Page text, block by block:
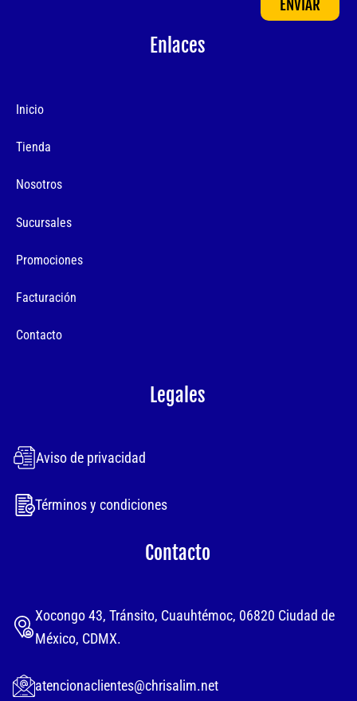
ENVIAR
Enlaces
Inicio
Tienda
Nosotros
Sucursales
Promociones
Facturación
Contacto
Legales
Aviso de privacidad
Términos y condiciones
Contacto
Xocongo 43, Tránsito, Cuauhtémoc, 06820 Ciudad de
México, CDMX.
atencionaclientes@chrisalim.net